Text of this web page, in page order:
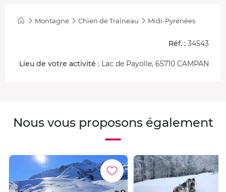
Montagne Chien de Traîneau Midi-Pyrénées
Réf. : 34543
Lieu de votre activité : Lac de Payolle, 65710 CAMPAN
Nous vous proposons également